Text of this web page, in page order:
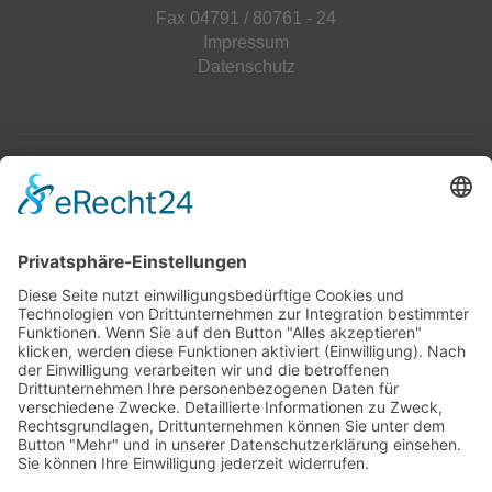
Fax 04791 / 80761 - 24
Impressum
Datenschutz
Jahrescharts
Top 100
Hot 50
Top Neueinsteiger
Highscores